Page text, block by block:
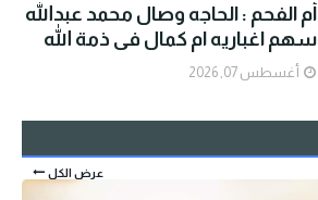
أم الفحم : الحاجه وصال محمد عبدالله
سهم اغباريه ام كمال في ذمة الله
أغسطس 07, 2026
عرض الكل